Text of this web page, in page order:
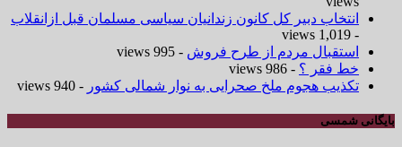
انتخاب دبیر کل کانون زندانیان سیاسی مسلمان قبل ازانقلاب
- 1,019 views
استقبال مردم از طرح فروش - 995 views
خط فقر ؟ - 986 views
تکذیب هجوم ملخ صحرایی به نوار شمالی کشور - 940 views
بایگانی شمسی